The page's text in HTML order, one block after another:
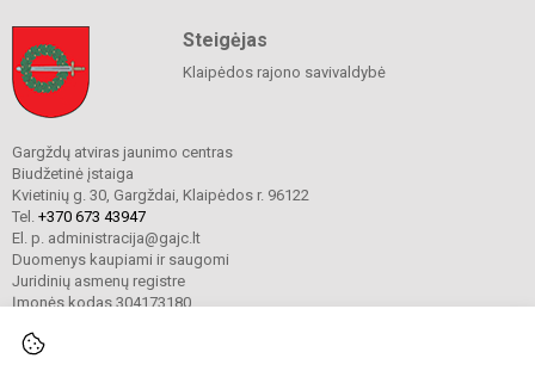
Steigėjas
Klaipėdos rajono savivaldybė
Gargždų atviras jaunimo centras
Biudžetinė įstaiga
Kvietinių g. 30, Gargždai, Klaipėdos r. 96122
Tel. +370 673 43947
El. p. administracija@gajc.lt
Duomenys kaupiami ir saugomi
Juridinių asmenų registre
Įmonės kodas 304173180